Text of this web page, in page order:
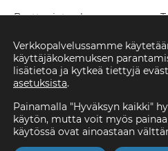
Bruttopinta-ala
Vuosi
2020
As Oy Iin Haminankartano
jokivarren rauhaisalla paikalla.
Verkkopalvelussamme
käyttäjäkokemuksen
lisätietoa ja kytkeä tiettyjä
asetuksista.
Painamalla "Hyväksyn kaikki"
käytön, mutta voit myös
käytössä ovat ainoastaan